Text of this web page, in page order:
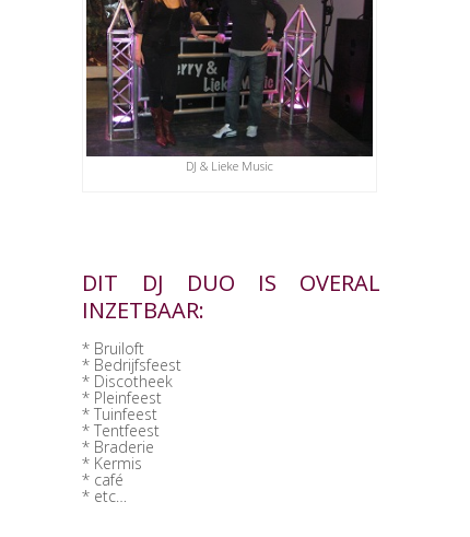
DJ & Lieke Music
DIT DJ DUO IS OVERAL
INZETBAAR:
* Bruiloft
* Bedrijfsfeest
* Discotheek
* Pleinfeest
* Tuinfeest
* Tentfeest
* Braderie
* Kermis
* café
* etc…